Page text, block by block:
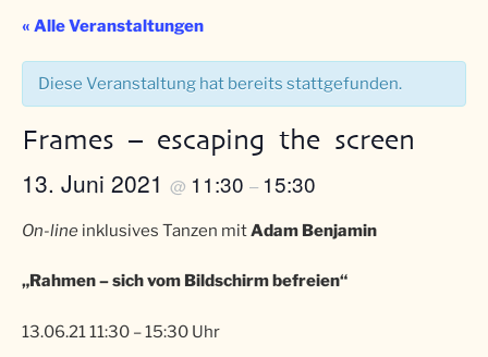
« Alle Veranstaltungen
Diese Veranstaltung hat bereits stattgefunden.
Frames – escaping the screen
13. Juni 2021 @ 11:30 – 15:30
On-line inklusives Tanzen mitAdam Benjamin
„Rahmen – sich vom Bildschirm befreien“
13.06.21 11:30 – 15:30 Uhr